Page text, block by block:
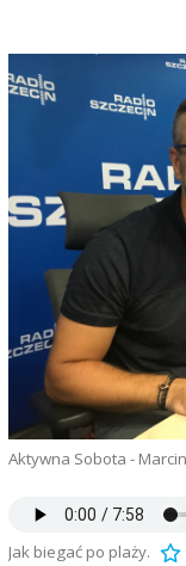
Aktywna Sobota -
Jak biegać po plaży.